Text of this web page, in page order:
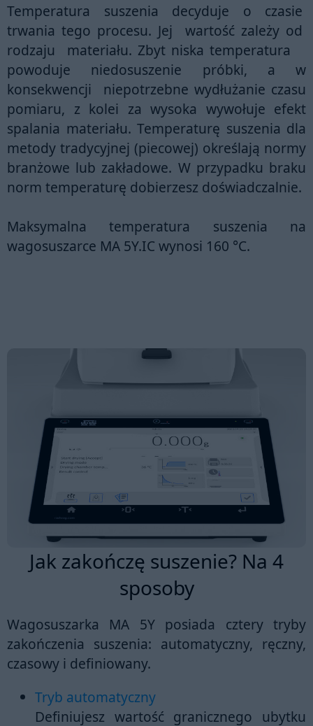
Temperatura suszenia decyduje o czasie
trwania tego procesu. Jej wartość zależy od
rodzaju materiału. Zbyt niska temperatura
powoduje niedosuszenie próbki, a w
konsekwencji niepotrzebne wydłużanie czasu
pomiaru, z kolei za wysoka wywołuje efekt
spalania materiału. Temperaturę suszenia dla
metody tradycyjnej (piecowej) określają normy
branżowe lub zakładowe. W przypadku braku
norm temperaturę dobierzesz doświadczalnie.
Maksymalna temperatura suszenia na
wagosuszarce MA 5Y.IC wynosi 160 °C.
Jak zakończę suszenie? Na 4
sposoby
Wagosuszarka MA 5Yposiada cztery tryby
zakończenia suszenia: automatyczny, ręczny,
czasowy i definiowany.
Tryb automatyczny
Definiujesz wartość granicznego ubytku